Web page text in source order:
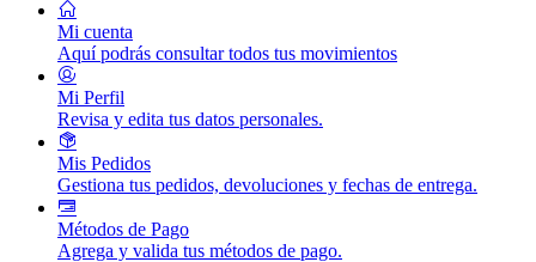
Mi cuenta
Aquí podrás consultar todos tus movimientos
Mi Perfil
Revisa y edita tus datos personales.
Mis Pedidos
Gestiona tus pedidos, devoluciones y fechas de entrega.
Métodos de Pago
Agrega y valida tus métodos de pago.